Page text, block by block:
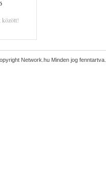
között!
Network.hu Minden jog fenntartva.